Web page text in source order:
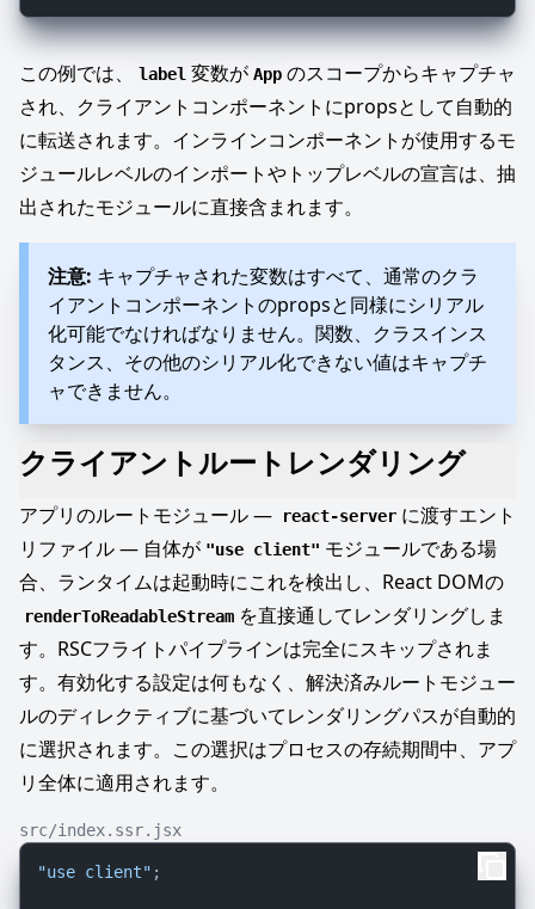
この例では、 label 変数が App のスコープからキャプチャ
され、クライアントコンポーネントにpropsとして自動的
に転送されます。インラインコンポーネントが使用するモ
ジュールレベルのインポートやトップレベルの宣言は、抽
出されたモジュールに直接含まれます。
注意: キャプチャされた変数はすべて、通常のクラ
イアントコンポーネントのpropsと同様にシリアル
化可能でなければなりません。関数、クラスインス
タンス、その他のシリアル化できない値はキャプチ
ャできません。
クライアントルートレンダリング
アプリのルートモジュール — react-server に渡すエント
リファイル — 自体が "use client" モジュールである場
合、ランタイムは起動時にこれを検出し、React DOMの
renderToReadableStream を直接通してレンダリングしま
す。RSCフライトパイプラインは完全にスキップされま
す。有効化する設定は何もなく、解決済みルートモジュー
ルのディレクティブに基づいてレンダリングパスが自動的
に選択されます。この選択はプロセスの存続期間中、アプ
リ全体に適用されます。
src/index.ssr.jsx
"use client" ;